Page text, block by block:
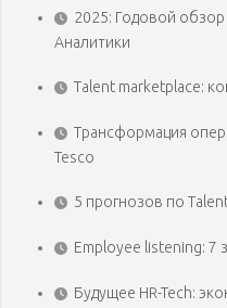
2025: Годовой обзор
Аналитики
Talent marketplace:
Трансформация
Tesco
5 прогнозов по
Employee listening: 7
Будущее HR-Tech: